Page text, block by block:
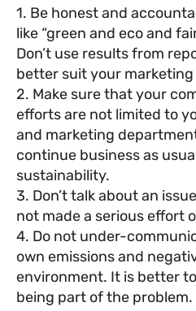
1. Be honest and
like “green and eco and
Don’t use results from
better suit your marketing
2. Make sure that your
efforts are not limited to
and marketing
continue business as
sustainability.
3. Don’t talk about an
not made a serious effort
4. Do not under-
own emissions and
environment. It is better
being part of the